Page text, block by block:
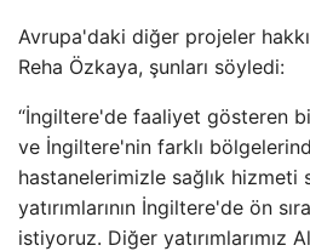
Avrupa'daki diğer projeler
Reha Özkaya, şunları söyledi:
“İngiltere'de faaliyet gösteren
ve İngiltere'nin farklı
hastanelerimizle sağlık hizmeti
yatırımlarının İngiltere'de ön
istiyoruz. Diğer yatırımlarımız